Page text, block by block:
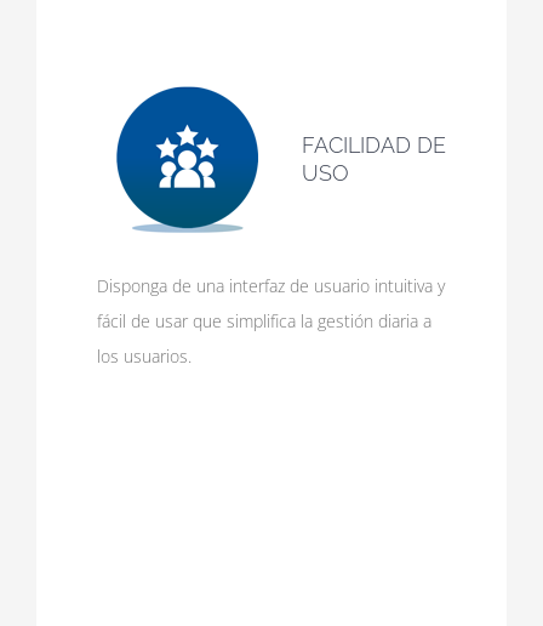
FACILIDAD DE
USO
Disponga de una interfaz de usuario intuitiva y
fácil de usar que simplifica la gestión diaria a
los usuarios.